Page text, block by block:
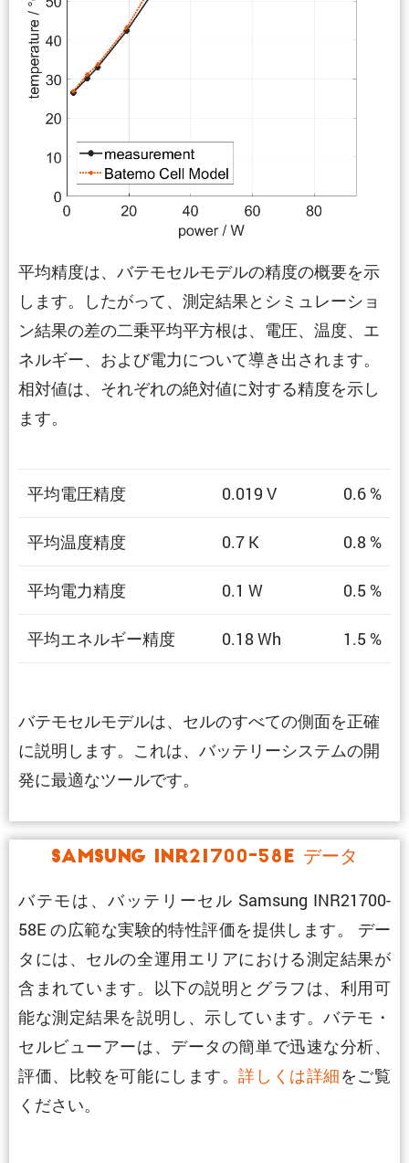
平均精度は、バテモセルモデルの精度の概要を示
します。したがって、測定結果とシミュレーショ
ン結果の差の二乗平均平方根は、電圧、温度、エ
ネルギー、および電力について導き出されます。
相対値は、それぞれの絶対値に対する精度を示し
ます。
平均電圧精度 0.019 V 0.6 %
平均温度精度 0.7 K 0.8 %
平均電力精度 0.1 W 0.5 %
平均エネルギー精度 0.18 Wh 1.5 %
バテモセルモデルは、セルのすべての側面を正確
に説明します。これは、バッテリーシステムの開
発に最適なツールです。
Samsung INR21700-58E データ
バテモは、バッテリーセル Samsung INR21700-
58E の広範な実験的特性評価を提供します。 デー
タには、セルの全運用エリアにおける測定結果が
含まれています。以下の説明とグラフは、利用可
能な測定結果を説明し、示しています。バテモ・
セルビューアーは、データの簡単で迅速な分析、
評価、比較を可能にします。詳しくは詳細をご覧
ください。